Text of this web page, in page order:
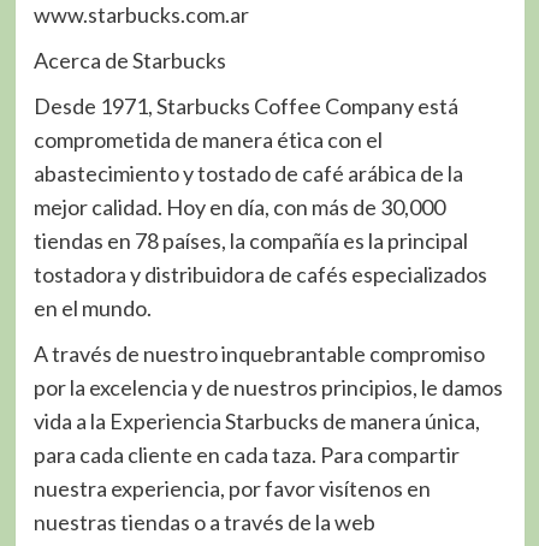
www.starbucks.com.ar
Acerca de Starbucks
Desde 1971, Starbucks Coffee Company está
comprometida de manera ética con el
abastecimiento y tostado de café arábica de la
mejor calidad. Hoy en día, con más de 30,000
tiendas en 78 países, la compañía es la principal
tostadora y distribuidora de cafés especializados
en el mundo.
A través de nuestro inquebrantable compromiso
por la excelencia y de nuestros principios, le damos
vida a la Experiencia Starbucks de manera única,
para cada cliente en cada taza. Para compartir
nuestra experiencia, por favor visítenos en
nuestras tiendas o a través de la web